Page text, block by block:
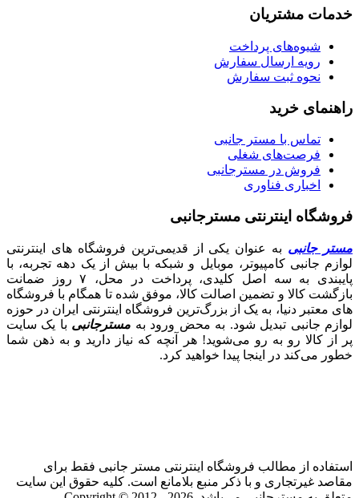
خدمات مشتریان
شیوه‌های پرداخت
رویه ارسال سفارش
نحوه ثبت سفارش
راهنمای خرید
تماس با مستر جانبی
فرصت‌های شغلی
فروش در مسترجانبی
اخباری فناوری
فروشگاه اینترنتی مسترجانبی
مستر جانبی به عنوان یکی از قدیمی‌ترین فروشگاه های اینترنتی
لوازم جانبی کامپیوتر، موبایل و شبکه با بیش از یک دهه تجربه، با
پایبندی به سه اصل کلیدی، پرداخت در محل، ۷ روز ضمانت
بازگشت کالا و تضمین اصالت کالا، موفق شده تا همگام با فروشگاه‌
های معتبر دنیا، به یک از بزرگ‌ترین فروشگاه اینترنتی ایران در حوزه
لوازم جانبی تبدیل شود. به محض ورود به مسترجانبی با یک سایت
پر از کالا رو به رو می‌شوید! هر آنچه که نیاز دارید و به ذهن شما
خطور می‌کند در اینجا پیدا خواهید کرد.
استفاده از مطالب فروشگاه اینترنتی مستر جانبی فقط برای
مقاصد غیرتجاری و با ذکر منبع بلامانع است. کلیه حقوق این سایت